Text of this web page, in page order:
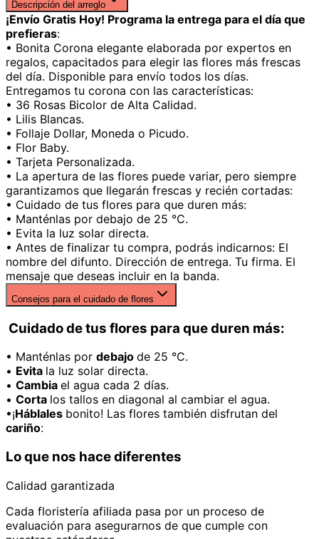
Descripción del arreglo
¡Envío Gratis Hoy! Programa la entrega para el día que
prefieras:
• Bonita Corona elegante elaborada por expertos en
regalos, capacitados para elegir las flores más frescas
del día. Disponible para envío todos los días.
Entregamos tu corona con las características:
• 36 Rosas Bicolor de Alta Calidad.
• Lilis Blancas.
• Follaje Dollar, Moneda o Picudo.
• Flor Baby.
• Tarjeta Personalizada.
• La apertura de las flores puede variar, pero siempre
garantizamos que llegarán frescas y recién cortadas:
• Cuidado de tus flores para que duren más:
• Manténlas por debajo de 25 °C.
• Evita la luz solar directa.
• Antes de finalizar tu compra, podrás indicarnos: El
nombre del difunto. Dirección de entrega. Tu firma. El
mensaje que deseas incluir en la banda.
Consejos para el cuidado de flores
Cuidado de tus flores para que duren más:
• Manténlas por debajo de 25 °C.
• Evita la luz solar directa.
• Cambia el agua cada 2 días.
• Corta los tallos en diagonal al cambiar el agua.
•¡Háblales bonito! Las flores también disfrutan del
cariño:
Lo que nos hace diferentes
Calidad garantizada
Cada floristería afiliada pasa por un proceso de
evaluación para asegurarnos de que cumple con